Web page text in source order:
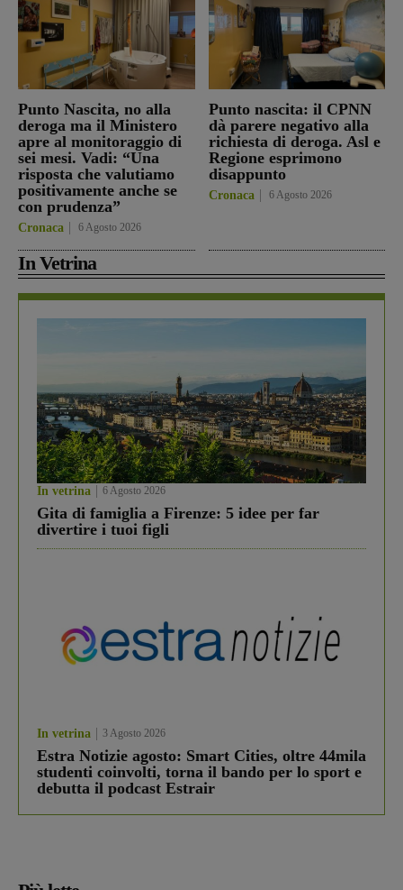
Punto Nascita, no alla
deroga ma il Ministero
apre al monitoraggio di
sei mesi. Vadi: “Una
risposta che valutiamo
positivamente anche se
con prudenza”
Cronaca 6 Agosto 2026
Punto nascita: il CPNN
dà parere negativo alla
richiesta di deroga. Asl e
Regione esprimono
disappunto
Cronaca 6 Agosto 2026
In Vetrina
In vetrina 6 Agosto 2026
Gita di famiglia a Firenze: 5 idee per far
divertire i tuoi figli
In vetrina 3 Agosto 2026
Estra Notizie agosto: Smart Cities, oltre 44mila
studenti coinvolti, torna il bando per lo sport e
debutta il podcast Estrair